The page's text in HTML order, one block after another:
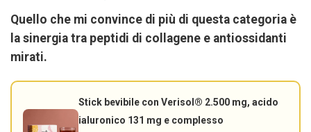
Quello che mi convince di più di questa categoria è
la sinergia tra peptidi di collagene e antiossidanti
mirati.
Stick bevibile con Verisol® 2.500 mg, acido
ialuronico 131 mg e complesso